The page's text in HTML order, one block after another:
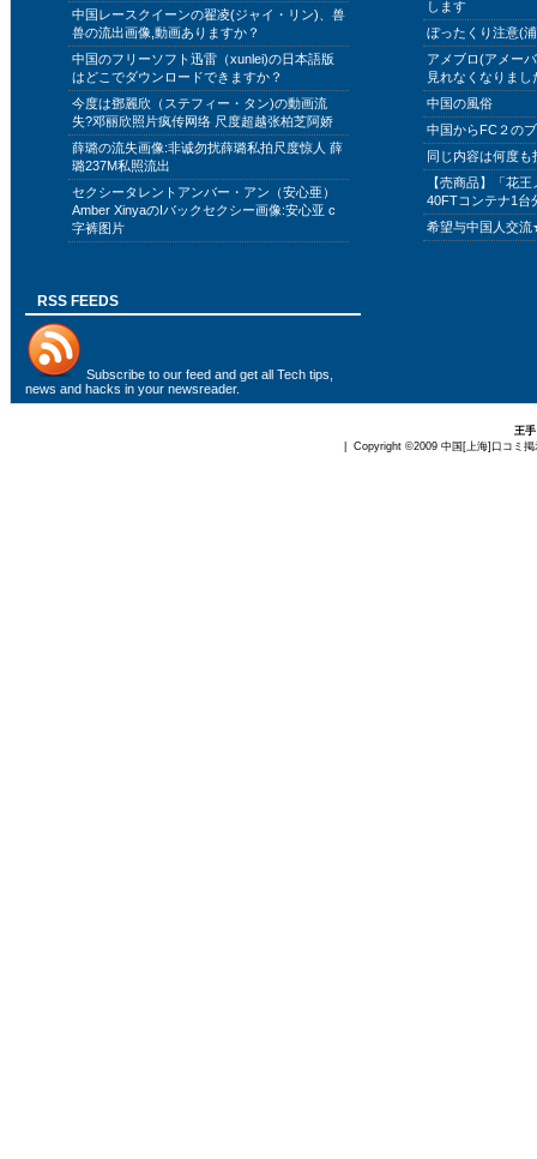
中国レースクイーンの翟凌(ジャイ・リン)、兽
兽の流出画像,動画ありますか？
中国のフリーソフト迅雷（xunlei)の日本語版
はどこでダウンロードできますか？
今度は鄧麗欣（ステフィー・タン)の動画流
失?邓丽欣照片疯传网络 尺度超越张柏芝阿娇
薛璐の流失画像:非诚勿扰薛璐私拍尺度惊人 薛
璐237M私照流出
セクシータレントアンバー・アン（安心亜）
Amber XinyaのIバックセクシー画像:安心亚 c
字裤图片
します
ぼったくり注意(
アメブロ(アメー
見れなくなりまし
中国の風俗
中国からFC２の
同じ内容は何度
【売商品】「花
40FTコンテナ1台
希望与中国人交
RSS FEEDS
Subscribe to our feed and get all Tech tips,
news and hacks in your newsreader.
王
| Copyright ©2009 中国[上海]口コミ掲